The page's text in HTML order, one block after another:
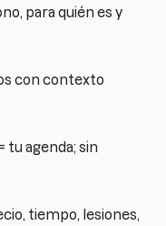
para quién es y
con contexto
tu agenda; sin
tiempo, lesiones,